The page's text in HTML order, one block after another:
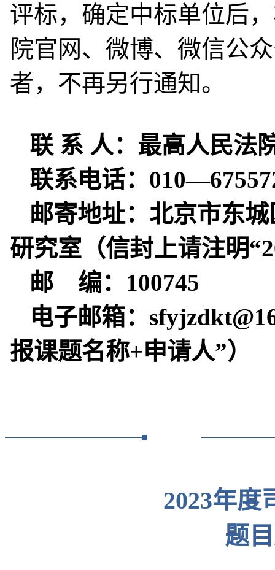
评标，确定中标单位后
院官网、微博、微信公
者，不再另行通知。
联 系 人：最高人民法
联系电话：
邮寄地址：北京市东
研究室 （信封上请注明
邮 编：100745
电子邮箱：
报课题名称+申请人”）
2023年度
题